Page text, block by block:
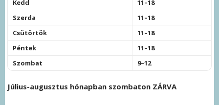
Kedd
11–18
Szerda
11–18
Csütörtök
11–18
Péntek
11–18
Szombat
9–12
Július-augusztus hónapban szombaton ZÁRVA